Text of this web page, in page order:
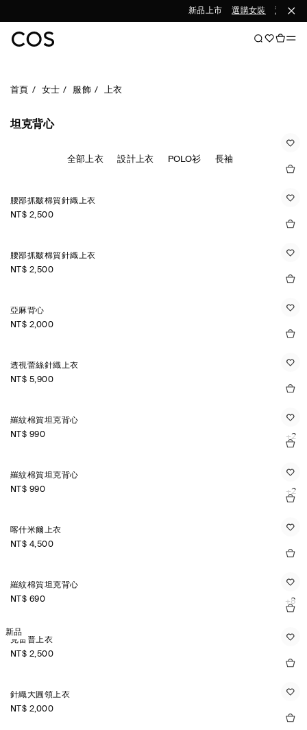
新品上市 選購女裝 選購男裝
首頁 女士 服飾 上衣
坦克背心
全部上衣 設計上衣 POLO衫 長袖
腰部抓皺棉質針織上衣
NT$ 2,500
腰部抓皺棉質針織上衣
NT$ 2,500
亞麻背心
NT$ 2,000
透視蕾絲針織上衣
NT$ 5,900
羅紋棉質坦克背心
NT$ 990
+2
羅紋棉質坦克背心
NT$ 990
+2
喀什米爾上衣
NT$ 4,500
羅紋棉質坦克背心
NT$ 690
+8
新品
克雷普上衣
NT$ 2,500
針織大圓領上衣
NT$ 2,000